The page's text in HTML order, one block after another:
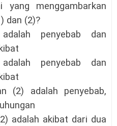
menggambarkan
dan (2)?
penyebab dan
penyebab dan
(2) adalah penyebab,
adalah akibat dari dua